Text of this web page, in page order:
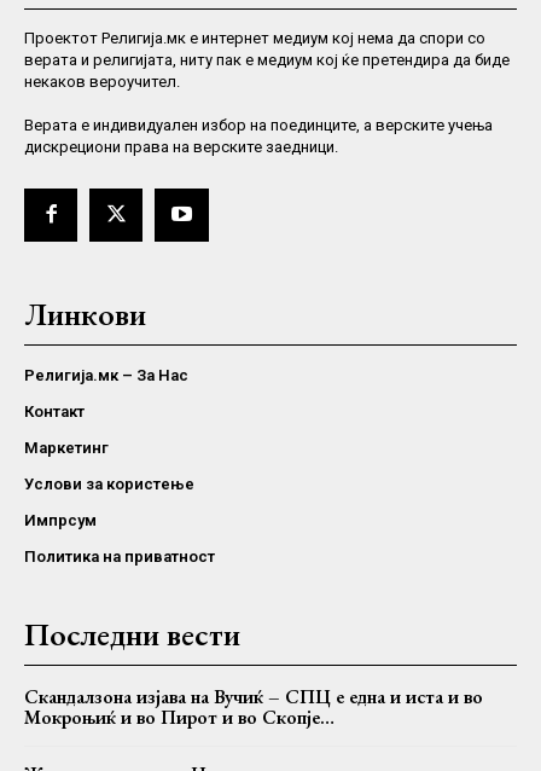
Проектот Религија.мк е интернет медиум кој нема да спори со
верата и религијата, ниту пак е медиум кој ќе претендира да биде
некаков вероучител.
Верaта е индивидуален избор на поединците, а верските учења
дискрециони права на верските заедници.
Линкови
Религија.мк – За Нас
Контакт
Маркетинг
Услови за користење
Импрсум
Политика на приватност
Последни вести
Скандалзона изјава на Вучиќ – СПЦ е една и иста и во
Мокроњиќ и во Пирот и во Скопје…